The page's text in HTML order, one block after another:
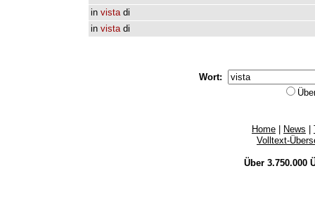
in vista di
in vista di
Wort:
Home News
Volltext-
Über 3.750.000